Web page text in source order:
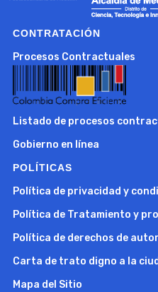
CONTRATACIÓN
Procesos Contractuales
Listado de procesos
Gobierno en línea
POLÍTICAS
Política de privacidad y
Política de Tratamiento y
Política de derechos de autor
Carta de trato digno a la
Mapa del Sitio